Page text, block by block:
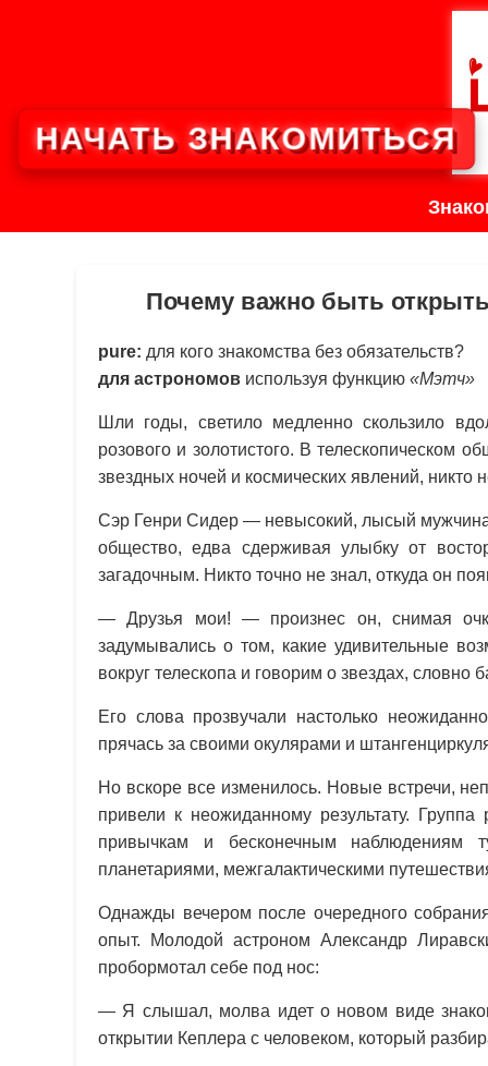
Почему важно быть
pure: для кого знакомства без обязательств?
для астрономов используя функцию «Мэтч»
Шли годы, светило медленно скользило
розового и золотистого. В телескопическом
звездных ночей и космических явлений, никто
Сэр Генри Сидер — невысокий, лысый
общество, едва сдерживая улыбку от
загадочным. Никто точно не знал, откуда он
— Друзья мои! — произнес он, снимая
задумывались о том, какие удивительные
вокруг телескопа и говорим о звездах, словно
Его слова прозвучали настолько
прячась за своими окулярами и
Но вскоре все изменилось. Новые встречи,
привели к неожиданному результату.
привычкам и бесконечным наблюдениям
планетариями, межгалактическими
Однажды вечером после очередного
опыт. Молодой астроном Александр
пробормотал себе под нос:
— Я слышал, молва идет о новом виде
открытии Кеплера с человеком, который
НАЧАТЬ ЗНАКОМИТЬСЯ